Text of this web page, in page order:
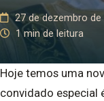
27 de dezembro de
1 min de leitura
Hoje temos uma
convidado especial